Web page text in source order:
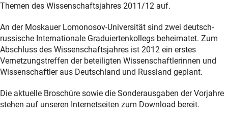
Themen des Wissenschaftsjahres 2011/12 auf.
An der Moskauer Lomonosov-Universität sind zwei deutsch-
russische Internationale Graduiertenkollegs beheimatet. Zum
Abschluss des Wissenschaftsjahres ist 2012 ein erstes
Vernetzungstreffen der beteiligten Wissenschaftlerinnen und
Wissenschaftler aus Deutschland und Russland geplant.
Die aktuelle Broschüre sowie die Sonderausgaben der Vorjahre
stehen auf unseren Internetseiten zum Download bereit.